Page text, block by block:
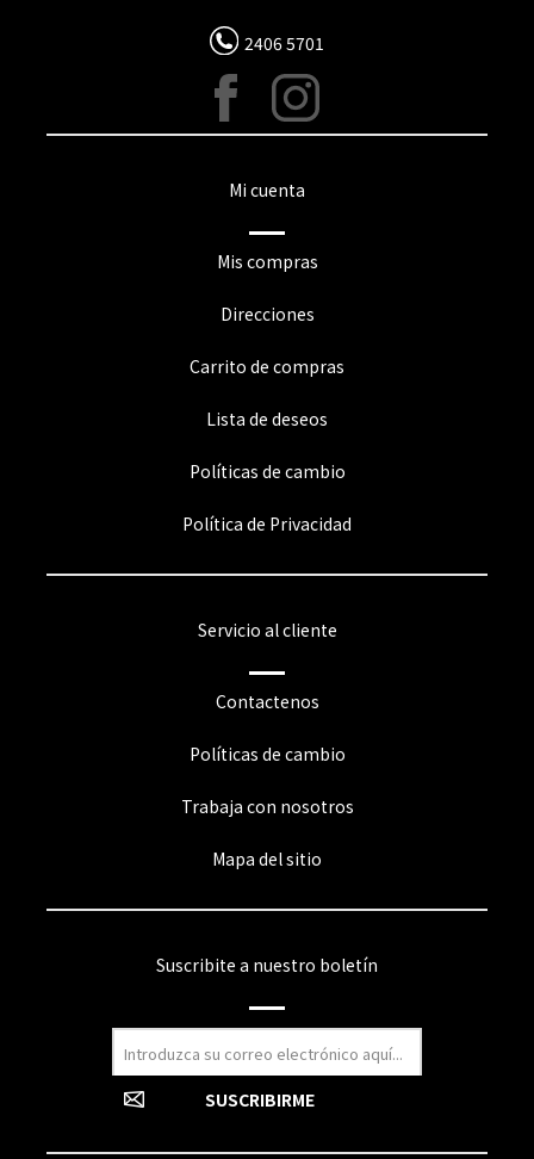
2406 5701
Mi cuenta
Mis compras
Direcciones
Carrito de compras
Lista de deseos
Políticas de cambio
Política de Privacidad
Servicio al cliente
Contactenos
Políticas de cambio
Trabaja con nosotros
Mapa del sitio
Suscribite a nuestro boletín